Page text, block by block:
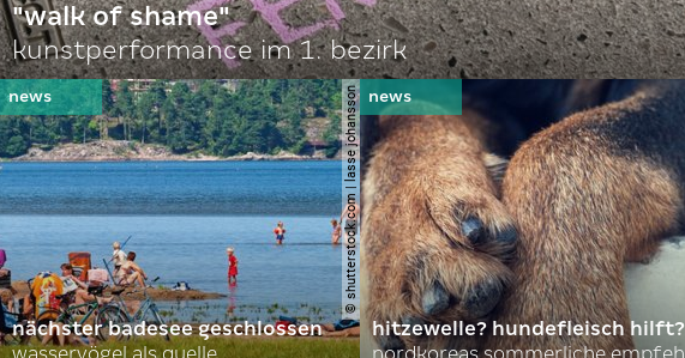
"walk of shame"
kunstperformance im 1. bezirk
© shutterstock.com | lasse johansson
nächster badesee geschlossen
wasservögel als quelle
hitzewelle? hundefleisch hilft?